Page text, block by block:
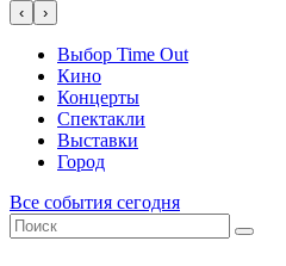
‹ ›
Выбор Time Out
Кино
Концерты
Спектакли
Выставки
Город
Все события сегодня